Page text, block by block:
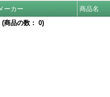
ーカー 商品名
商品の数： 0)